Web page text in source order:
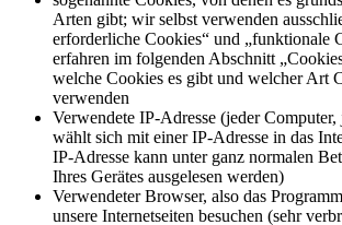
Arten gibt; wir selbst verwenden
erforderliche Cookies“ und „funktionale
erfahren im folgenden Abschnitt
welche Cookies es gibt und welcher Art
verwenden
Verwendete IP-Adresse (jeder Computer,
wählt sich mit einer IP-Adresse in das
IP-Adresse kann unter ganz normalen
Ihres Gerätes ausgelesen werden)
Verwendeter Browser, also das
unsere Internetseiten besuchen (sehr